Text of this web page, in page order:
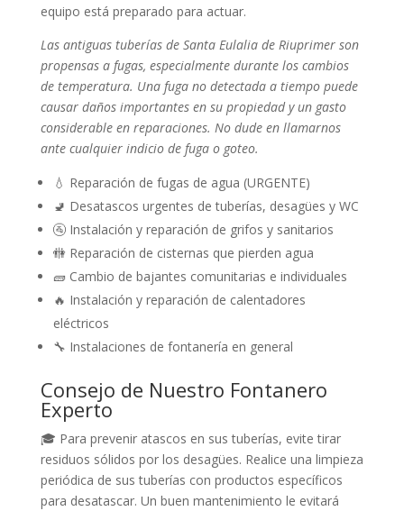
equipo está preparado para actuar.
Las antiguas tuberías de Santa Eulalia de Riuprimer son
propensas a fugas, especialmente durante los cambios
de temperatura. Una fuga no detectada a tiempo puede
causar daños importantes en su propiedad y un gasto
considerable en reparaciones. No dude en llamarnos
ante cualquier indicio de fuga o goteo.
💧 Reparación de fugas de agua (URGENTE)
🚽 Desatascos urgentes de tuberías, desagües y WC
🚰 Instalación y reparación de grifos y sanitarios
🚻 Reparación de cisternas que pierden agua
🧱 Cambio de bajantes comunitarias e individuales
🔥 Instalación y reparación de calentadores
eléctricos
🔧 Instalaciones de fontanería en general
Consejo de Nuestro Fontanero
Experto
🎓 Para prevenir atascos en sus tuberías, evite tirar
residuos sólidos por los desagües. Realice una limpieza
periódica de sus tuberías con productos específicos
para desatascar. Un buen mantenimiento le evitará